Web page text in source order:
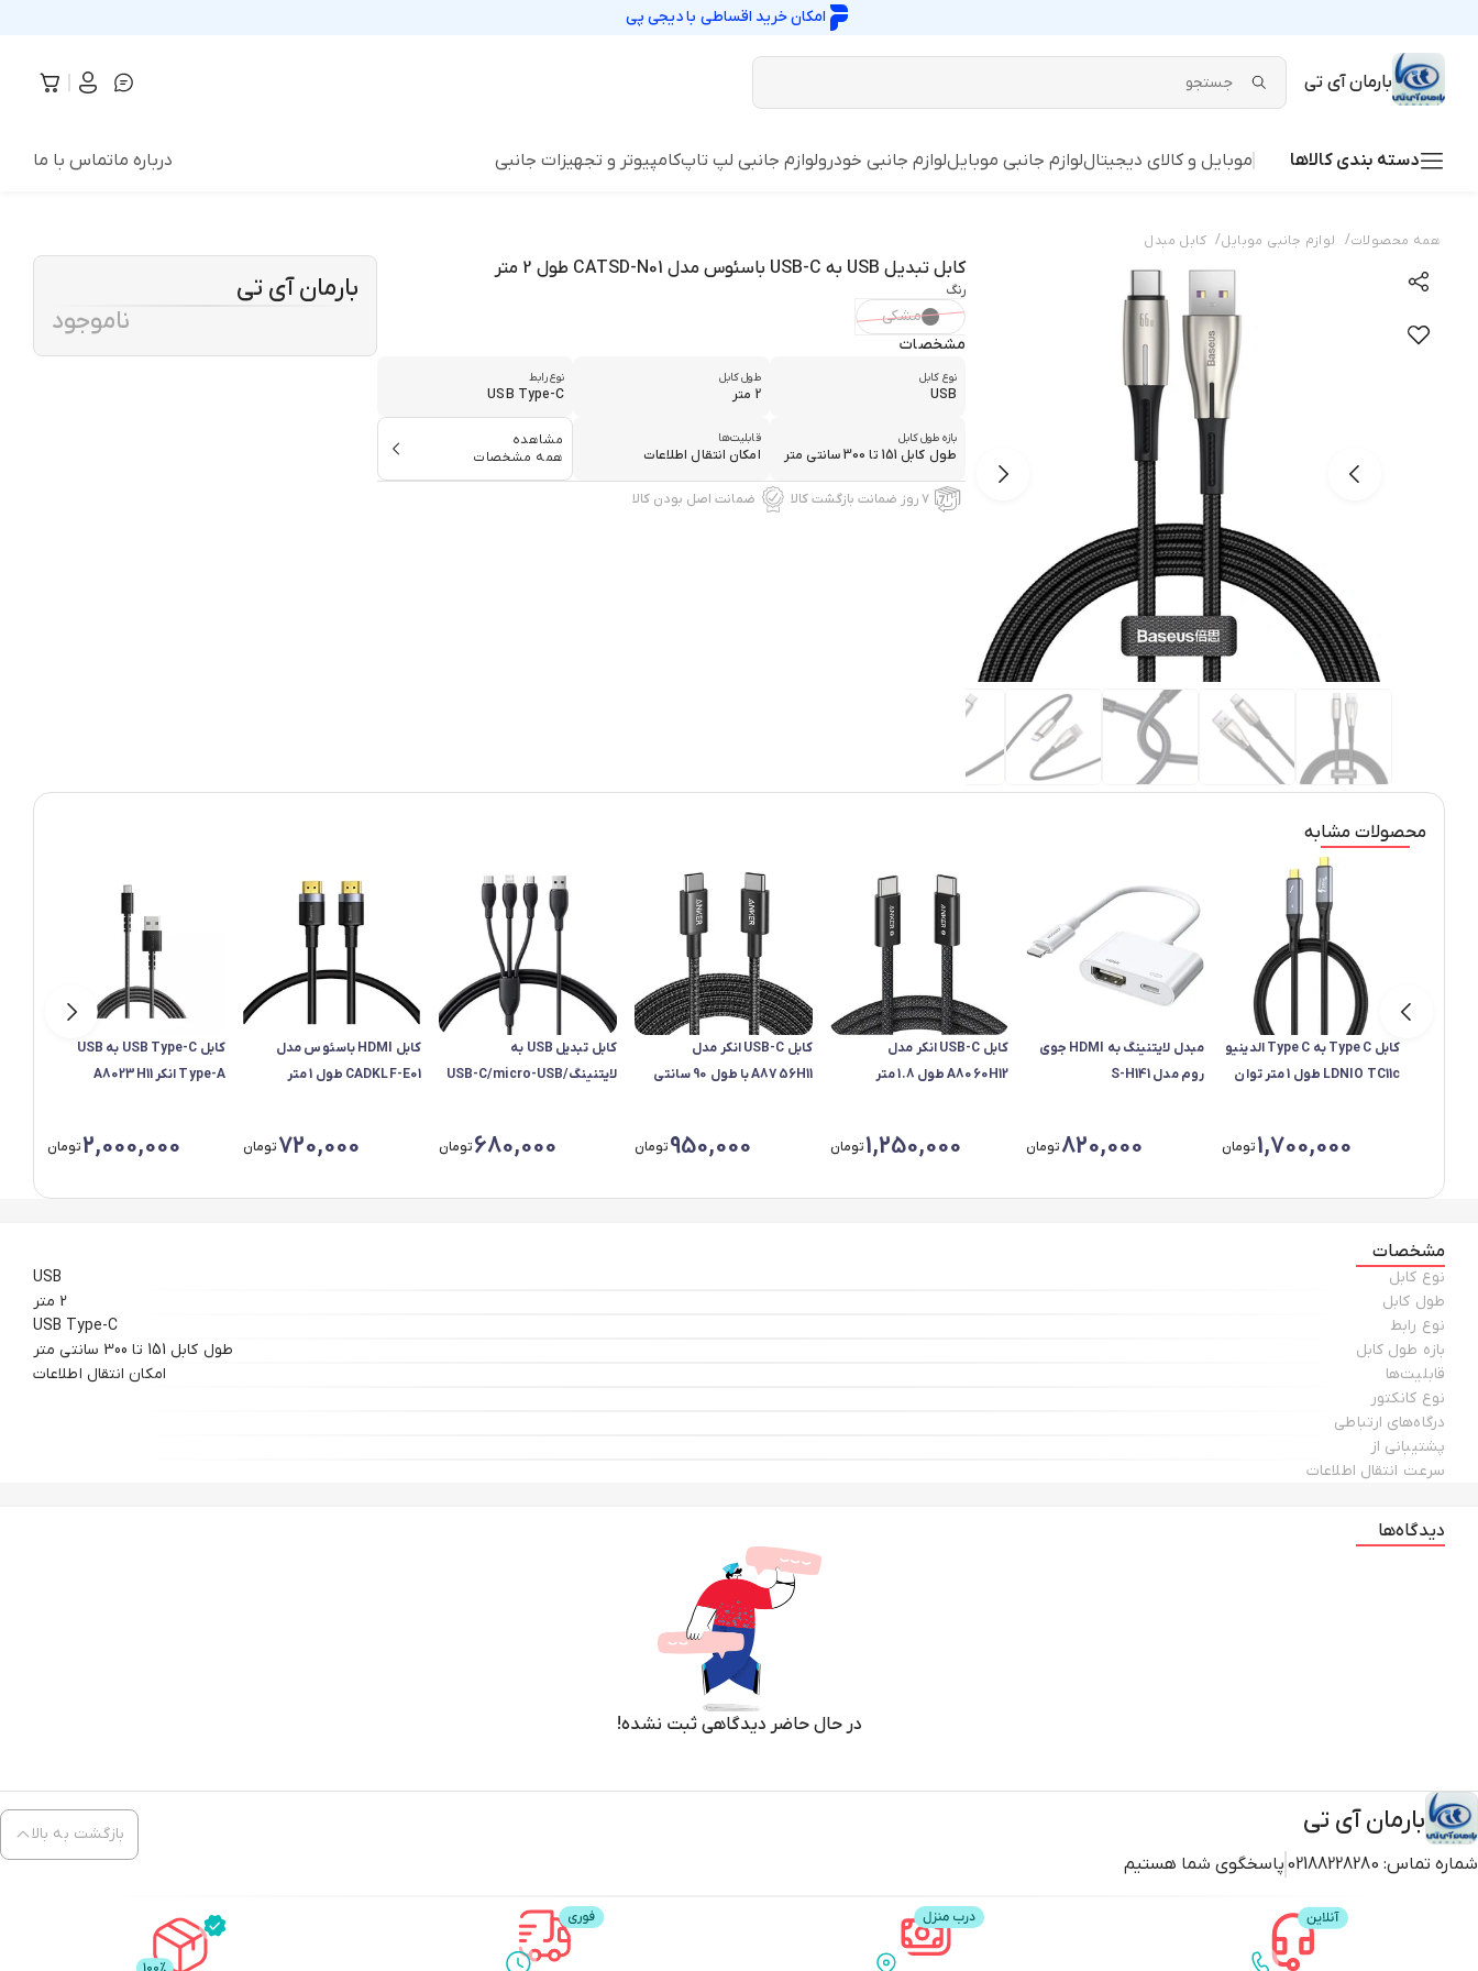
امکان خرید اقساطی بادیجی پی
بارمان آی تی
دسته بندی کالاها موبایل و کالای دیجیتاللوازم جانبی موبایللوازم جانبی خودرولوازم جانبی لپ تاپکامپیوتر و تجهیزات جانبی درباره ماتماس با ما
همه محصولات/ لوازم جانبی موبایل/ کابل مبدل
کابل تبدیل USB به USB-C باسئوس مدل CATSD-N01 طول 2 متر
رنگ
مشکی
مشخصات
نوع کابل
USB
طول کابل
2 متر
نوع رابط
USB Type-C
بازه طول کابل
طول کابل 151 تا 300 سانتی متر
قابلیت‌ها
امکان انتقال اطلاعات
مشاهده
همه مشخصات
۷ روز ضمانت بازگشت کالا ضمانت اصل بودن کالا
بارمان آی تی
ناموجود
محصولات مشابه
کابل Type C به Type C الدینیو
LDNIO TC11c طول 1 متر توان
1,700,000تومان
مبدل لایتنینگ به HDMI جوی
روم مدل S-H141
820,000تومان
کابل USB-C انکر مدل
A8060H12 طول 1.8 متر
1,250,000تومان
کابل USB-C انکر مدل
A8756H11 با طول 90 سانتی
950,000تومان
کابل تبدیل USB به
لایتنینگ/USB-C/micro-USB
680,000تومان
کابل HDMI باسئوس مدل
CADKLF-E01 طول 1 متر
720,000تومان
کابل USB Type-C به USB
Type-A انکر A8023H11
2,000,000تومان
مشخصات
نوع کابل
USB
طول کابل
2 متر
نوع رابط
USB Type-C
بازه طول کابل
طول کابل 151 تا 300 سانتی متر
قابلیت‌ها
امکان انتقال اطلاعات
نوع کانکتور
درگاه‌های ارتباطی
پشتیبانی از
سرعت انتقال اطلاعات
دیدگاه‌ها
در حال حاضر دیدگاهی ثبت نشده!
بارمان آی تی
شماره تماس: 02188228280 پاسخگوی شما هستیم
بازگشت به بالا